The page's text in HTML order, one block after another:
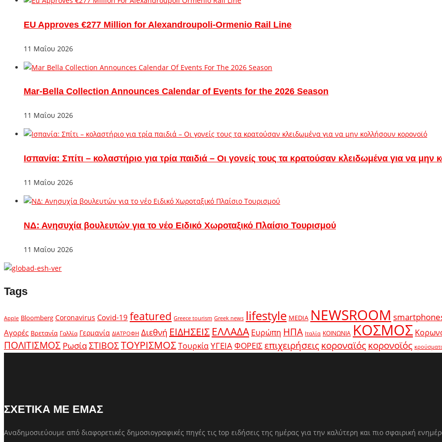
EU Approves €277 Million for Alexandroupoli-Ormenio Rail Line
11 Μαΐου 2026
Mar-Bella Collection Announces Calendar of Events for the 2026 Season
11 Μαΐου 2026
Ισπανία: Σπίτι – κολαστήριο για τρία παιδιά – Οι γονείς τους τα κρατούσαν κλειδωμένα για να μην
11 Μαΐου 2026
ΝΔ: Ανησυχία βουλευτών για το νέο Ειδικό Χωροταξικό Πλαίσιο Τουρισμού
11 Μαΐου 2026
Tags
Apple Bloomberg Coronavirus Covid-19 featured Greece tourism Greek news lifestyle MEDIA NEWSROOM
Αγορές Βρετανία Γαλλία Γερμανία ΔΙΑΤΡΟΦΗ Διεθνή ΕΙΔΗΣΕΙΣ ΕΛΛΑΔΑ Ευρώπη ΗΠΑ Ιταλία ΚΟΙΝΩΝΙΑ ΚΟΣΜΟΣ
ΠΟΛΙΤΙΣΜΟΣ ΡωσίαΣΤΙΒΟΣΤΟΥΡΙΣΜΟΣΤουρκίαΥΓΕΙΑΦΟΡΕΙΣεπιχειρήσειςκοροναϊόςκορονοϊός
ΣΧΕΤΙΚΑ ΜΕ ΕΜΑΣ
Αναδημοσιεύουμε από διαφορετικές δημοσιογραφικές πηγές τις top ειδήσεις της ημέρας για την καλύτερη και πιο σφαιρική